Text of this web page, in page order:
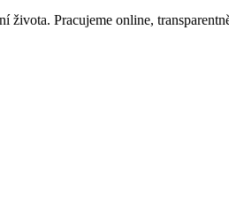
života. Pracujeme online,